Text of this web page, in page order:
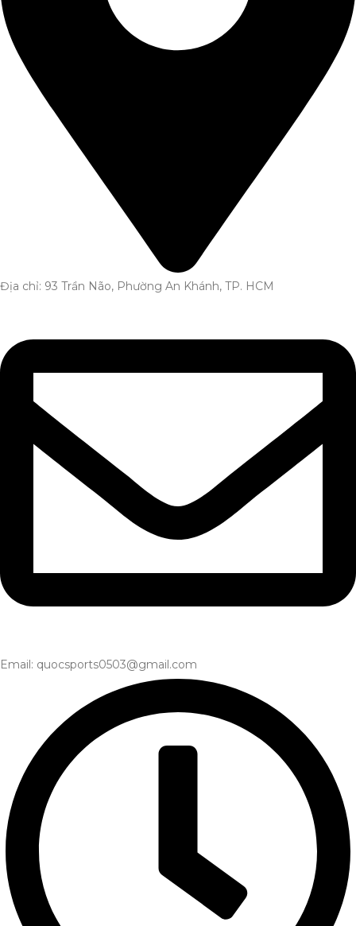
Địa chỉ: 93 Trần Não, Phường An Khánh, TP. HCM
Email: quocsports0503@gmail.com